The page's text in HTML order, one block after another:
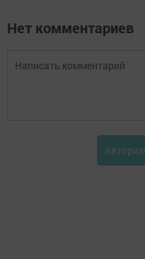
Нет комментариев